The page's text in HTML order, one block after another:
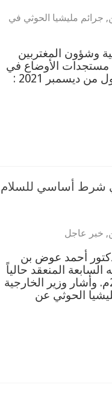
, جرائم مليشيا الحوثي في
وشؤون المغتربين
مستجدات الأوضاع في
اليمن وإليكم أهم ما ورد في المقابلة التي كانت بتاريخ الأول من ديسمبر 2021 :
شرط أساسي للسلام
, خبر عاجل
أحمد عوض بن
المنعقد حالياً
في العاصمة الإيطالية روما خلال الفترة 1-4 ديسمبر 2021م. وأشار وزير الخارجية
الحوثي عن